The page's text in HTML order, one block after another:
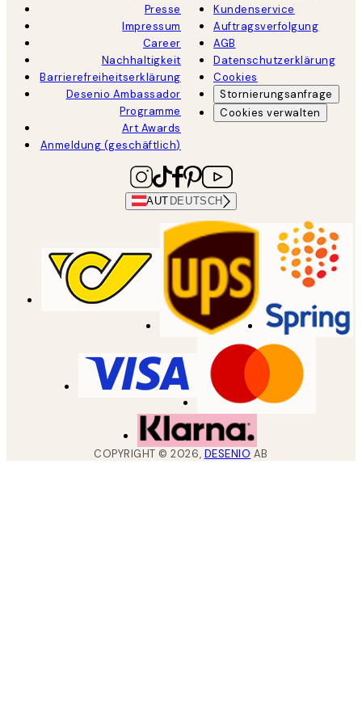
Presse
Impressum
Career
Nachhaltigkeit
Barrierefreiheitserklärung
Desenio Ambassador
Programme
Art Awards
Anmeldung (geschäftlich)
Kundenservice
Auftragsverfolgung
AGB
Datenschutzerklärung
Cookies
Stornierungsanfrage
Cookies verwalten
AUT DEUTSCH
COPYRIGHT ©2026, DESENIO AB